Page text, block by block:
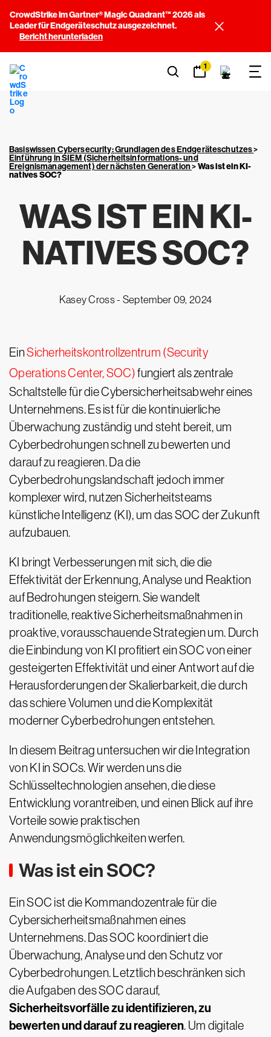
CrowdStrike im Gartner® Magic Quadrant™ 2026 als
Leader für Endgeräteschutz ausgezeichnet.
Bericht herunterladen
1
Basiswissen Cybersecurity: Grundlagen des Endgeräteschutzes>
Einführung in SIEM (Sicherheitsinformations- und
Ereignismanagement) der nächsten Generation>Was ist ein KI-
natives SOC?
WAS IST EIN KI-
NATIVES SOC?
Kasey Cross - September 09, 2024
EinSicherheitskontrollzentrum (Security
Operations Center, SOC)fungiert als zentrale
Schaltstelle für die Cybersicherheitsabwehr eines
Unternehmens. Es ist für die kontinuierliche
Überwachung zuständig und steht bereit, um
Cyberbedrohungen schnell zu bewerten und
darauf zu reagieren. Da die
Cyberbedrohungslandschaft jedoch immer
komplexer wird, nutzen Sicherheitsteams
künstliche Intelligenz (KI), um das SOC der Zukunft
aufzubauen.
KI bringt Verbesserungen mit sich, die die
Effektivität der Erkennung, Analyse und Reaktion
auf Bedrohungen steigern. Sie wandelt
traditionelle, reaktive Sicherheitsmaßnahmen in
proaktive, vorausschauende Strategien um. Durch
die Einbindung von KI profitiert ein SOC von einer
gesteigerten Effektivität und einer Antwort auf die
Herausforderungen der Skalierbarkeit, die durch
das schiere Volumen und die Komplexität
moderner Cyberbedrohungen entstehen.
In diesem Beitrag untersuchen wir die Integration
von KI in SOCs. Wir werden uns die
Schlüsseltechnologien ansehen, die diese
Entwicklung vorantreiben, und einen Blick auf ihre
Vorteile sowie praktischen
Anwendungsmöglichkeiten werfen.
Was ist ein SOC?
Ein SOC ist die Kommandozentrale für die
Cybersicherheitsmaßnahmen eines
Unternehmens. Das SOC koordiniert die
Überwachung, Analyse und den Schutz vor
Cyberbedrohungen. Letztlich beschränken sich
die Aufgaben des SOC darauf,
Sicherheitsvorfälle zu identifizieren, zu
bewerten und darauf zu reagieren. Um digitale